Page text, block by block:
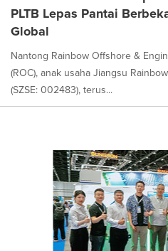
PLTB Lepas Pantai
Global
Nantong Rainbow Offshore &
(ROC), anak usaha Jiangsu
(SZSE: 002483), terus...